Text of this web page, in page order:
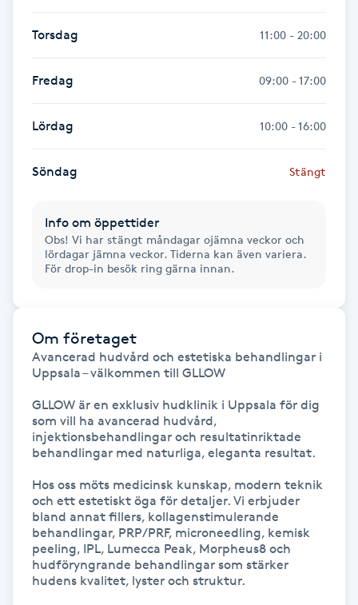
Hot yoga
Hudföryngring
Huduppstramning
Hudvård
Hyperhidros
Hårbottenbehandling
Hårförlängning
Hårvård
Hälsa
Hälsprickor
Torsdag 11:00 - 20:00
Fredag 09:00 - 17:00
Lördag 10:00 - 16:00
Söndag Stängt
Info om öppettider
Obs! Vi har stängt måndagar ojämna veckor och
lördagar jämna veckor. Tiderna kan även variera.
För drop-in besök ring gärna innan.
Om företaget
Avancerad hudvård och estetiska behandlingar i
Uppsala – välkommen till GLLOW
GLLOW är en exklusiv hudklinik i Uppsala för dig
som vill ha avancerad hudvård,
injektionsbehandlingar och resultatinriktade
behandlingar med naturliga, eleganta resultat.
Hos oss möts medicinsk kunskap, modern teknik
och ett estetiskt öga för detaljer. Vi erbjuder
bland annat fillers, kollagenstimulerande
behandlingar, PRP/PRF, microneedling, kemisk
peeling, IPL, Lumecca Peak, Morpheus8 och
hudföryngrande behandlingar som stärker
hudens kvalitet, lyster och struktur.